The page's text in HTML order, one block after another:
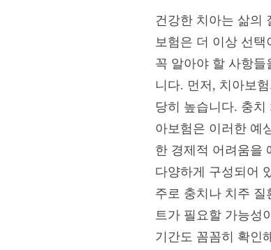
건강한 치아는 삶의
보험은 더 이상 선
꼭 알아야 할 사항
니다. 먼저, 치아보
당히 높습니다. 충
아보험은 이러한 예
한 경제적 어려움을
다양하게 구성되어
주로 충치나 치주
트가 필요할 가능성
기간도 꼼꼼히 확인